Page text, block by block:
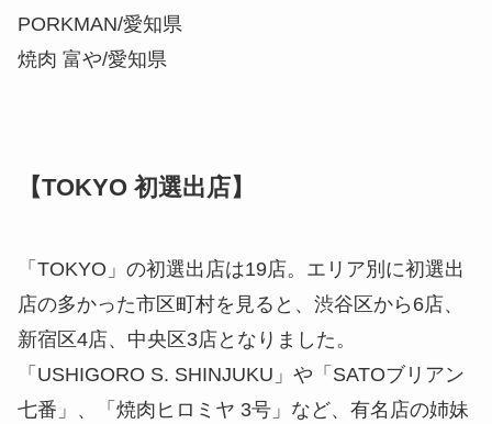
PORKMAN/愛知県
焼肉 富や/愛知県
【TOKYO 初選出店】
「TOKYO」の初選出店は19店。エリア別に初選出
店の多かった市区町村を見ると、渋谷区から6店、
新宿区4店、中央区3店となりました。
「USHIGORO S. SHINJUKU」や「SATOブリアン
七番」、「焼肉ヒロミヤ 3号」など、有名店の姉妹